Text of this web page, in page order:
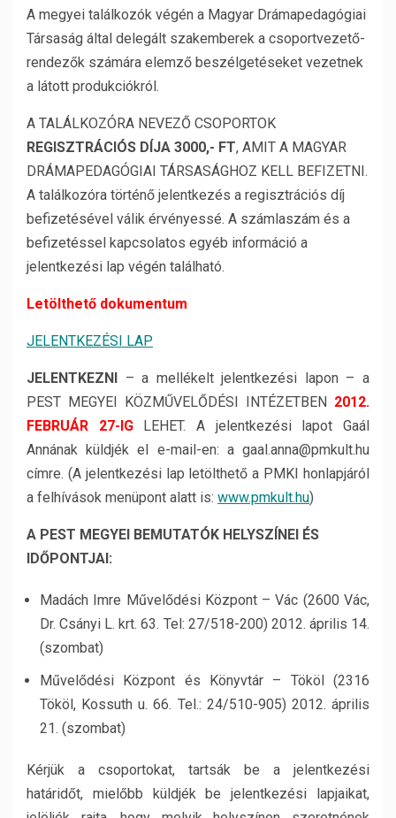
A megyei találkozók végén a Magyar Drámapedagógiai
Társaság által delegált szakemberek a csoportvezető-
rendezők számára elemző beszélgetéseket vezetnek
a látott produkciókról.
A TALÁLKOZÓRA NEVEZŐ CSOPORTOK
REGISZTRÁCIÓS DÍJA 3000,- FT, AMIT A MAGYAR
DRÁMAPEDAGÓGIAI TÁRSASÁGHOZ KELL BEFIZETNI.
A találkozóra történő jelentkezés a regisztrációs díj
befizetésével válik érvényessé. A számlaszám és a
befizetéssel kapcsolatos egyéb információ a
jelentkezési lap végén található.
Letölthető dokumentum
JELENTKEZÉSI LAP
JELENTKEZNI – a mellékelt jelentkezési lapon – a
PEST MEGYEI KÖZMŰVELŐDÉSI INTÉZETBEN 2012.
FEBRUÁR 27-IGLEHET. A jelentkezési lapot Gaál
Annának küldjék el e-mail-en: a gaal.anna@pmkult.hu
címre. (A jelentkezési lap letölthető a PMKI honlapjáról
a felhívások menüpont alatt is: www.pmkult.hu)
A PEST MEGYEI BEMUTATÓK HELYSZÍNEI ÉS
IDŐPONTJAI:
Madách Imre Művelődési Központ – Vác (2600 Vác,
Dr. Csányi L. krt. 63. Tel: 27/518-200) 2012. április 14.
(szombat)
Művelődési Központ és Könyvtár – Tököl (2316
Tököl, Kossuth u. 66. Tel.: 24/510-905) 2012. április
21. (szombat)
Kérjük a csoportokat, tartsák be a jelentkezési
határidőt, mielőbb küldjék be jelentkezési lapjaikat,